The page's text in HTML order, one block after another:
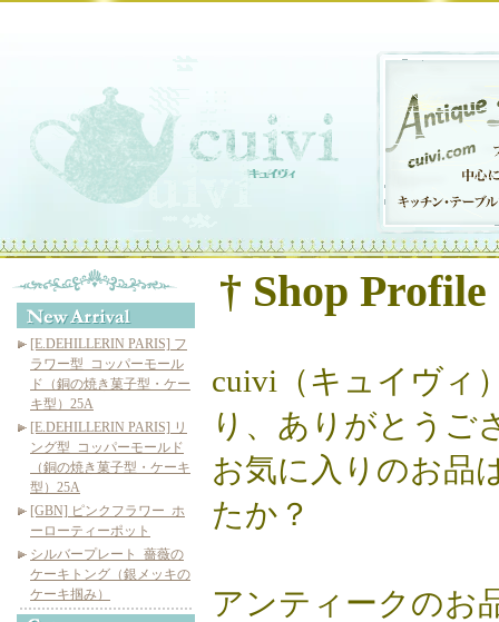
[E.DEHILLERIN PARIS] フ
ラワー型_コッパーモール
ド（銅の焼き菓子型・ケー
キ型）25A
[E.DEHILLERIN PARIS] リ
ング型_コッパーモールド
（銅の焼き菓子型・ケーキ
型）25A
[GBN] ピンクフラワー_ホ
ーローティーポット
シルバープレート_薔薇の
ケーキトング（銀メッキの
ケーキ掴み）
† Shop Profile
cuivi（キュイヴィ
り、ありがとうご
お気に入りのお品
たか？
アンティークのお